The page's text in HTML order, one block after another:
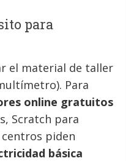
para
el material de taller
Para
online gratuitos
Scratch para
piden
básica